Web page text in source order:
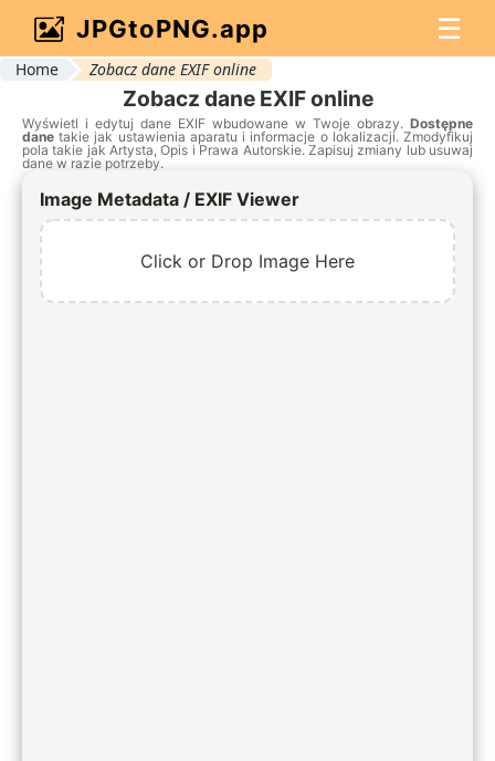
JPGtoPNG.app ☰
Home Zobacz dane EXIF online
Zobacz dane EXIF online
Wyświetl i edytuj dane EXIF wbudowane w Twoje obrazy. Dostępne
dane takie jak ustawienia aparatu i informacje o lokalizacji. Zmodyfikuj
pola takie jak Artysta, Opis i Prawa Autorskie. Zapisuj zmiany lub usuwaj
dane w razie potrzeby.
Image Metadata / EXIF Viewer
Click or Drop Image Here